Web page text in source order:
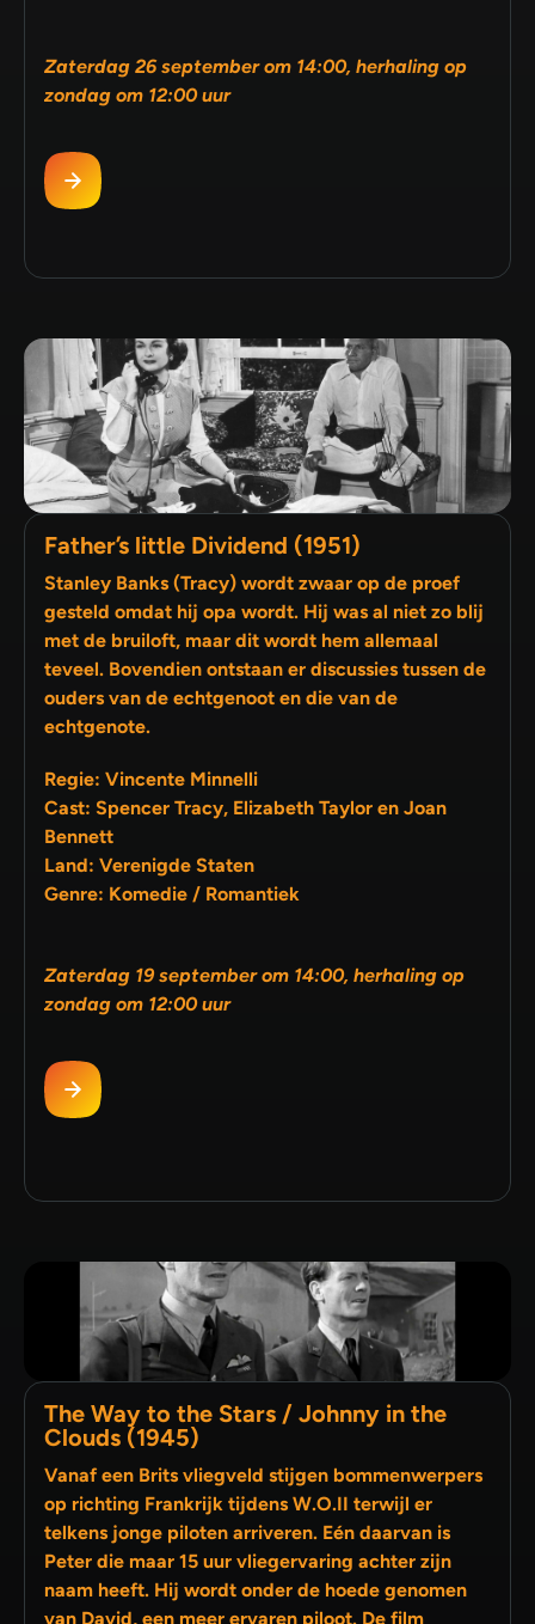
Zaterdag 26 september om 14:00, herhaling op
zondag om 12:00 uur
Father’s little Dividend (1951)
Stanley Banks (Tracy) wordt zwaar op de proef
gesteld omdat hij opa wordt. Hij was al niet zo blij
met de bruiloft, maar dit wordt hem allemaal
teveel. Bovendien ontstaan er discussies tussen de
ouders van de echtgenoot en die van de
echtgenote.
Regie: Vincente Minnelli
Cast: Spencer Tracy, Elizabeth Taylor en Joan
Bennett
Land: Verenigde Staten
Genre: Komedie / Romantiek
Zaterdag 19 september om 14:00, herhaling op
zondag om 12:00 uur
The Way to the Stars / Johnny in the
Clouds (1945)
Vanaf een Brits vliegveld stijgen bommenwerpers
op richting Frankrijk tijdens W.O.II terwijl er
telkens jonge piloten arriveren. Eén daarvan is
Peter die maar 15 uur vliegervaring achter zijn
naam heeft. Hij wordt onder de hoede genomen
van David, een meer ervaren piloot. De film